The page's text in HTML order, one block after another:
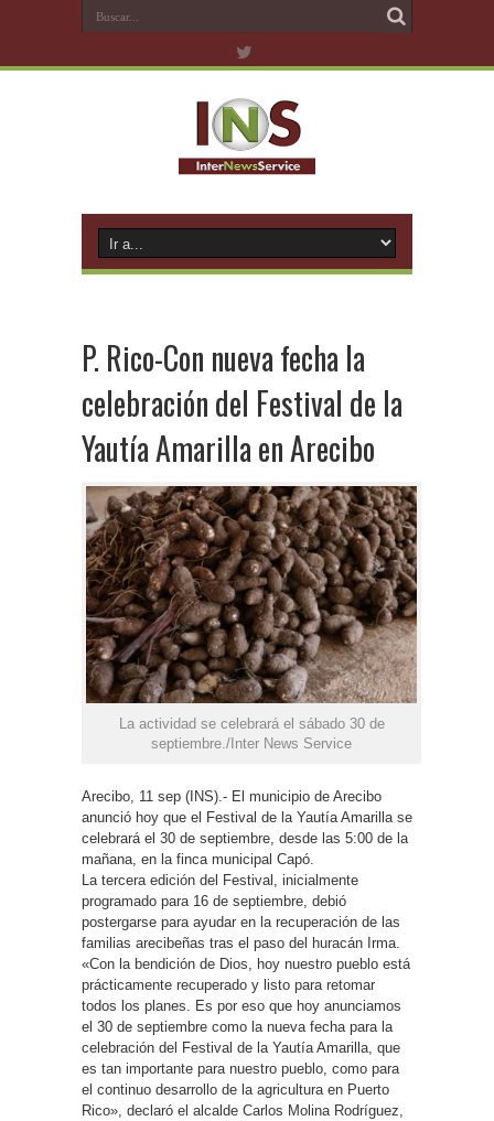
P. Rico-Con nueva fecha la
celebración del Festival de la
Yautía Amarilla en Arecibo
La actividad se celebrará el sábado 30 de
septiembre./Inter News Service
Arecibo, 11 sep (INS).- El municipio de Arecibo
anunció hoy que el Festival de la Yautía Amarilla se
celebrará el 30 de septiembre, desde las 5:00 de la
mañana, en la finca municipal Capó.
La tercera edición del Festival, inicialmente
programado para 16 de septiembre, debió
postergarse para ayudar en la recuperación de las
familias arecibeñas tras el paso del huracán Irma.
«Con la bendición de Dios, hoy nuestro pueblo está
prácticamente recuperado y listo para retomar
todos los planes. Es por eso que hoy anunciamos
el 30 de septiembre como la nueva fecha para la
celebración del Festival de la Yautía Amarilla, que
es tan importante para nuestro pueblo, como para
el continuo desarrollo de la agricultura en Puerto
Rico», declaró el alcalde Carlos Molina Rodríguez,